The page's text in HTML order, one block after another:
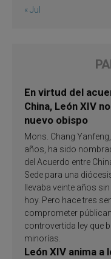
« Jul
En virtud del
China, León XIV
nuevo obispo
Mons. Chang
años, ha sido
del Acuerdo entre
Sede para una
llevaba veinte años
hoy. Pero hace tres
comprometer
controvertida ley que
minorías.
León XIV anima a